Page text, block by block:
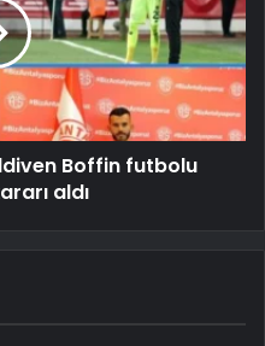
Boffin futbolu
aldı